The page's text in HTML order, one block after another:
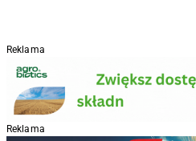
Reklama
Reklama